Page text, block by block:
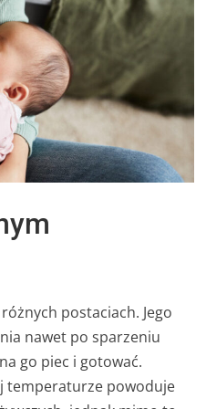
postaciach. Jego
nawet po sparzeniu
go piec i gotować.
temperaturze powoduje